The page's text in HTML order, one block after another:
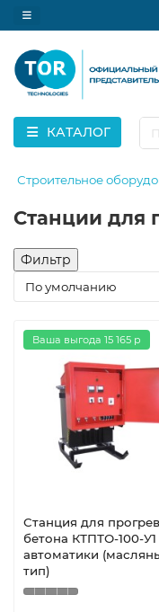
КАТАЛОГ
Строительное
Станции для
Фильтр
Ваша выгода 15 165 р
Станция для
бетона КТПТО-100-У1
автоматики
тип)